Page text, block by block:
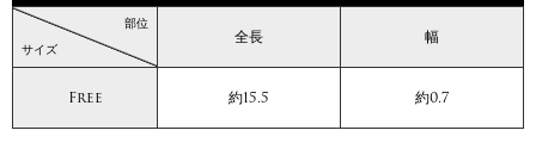
サイズ
部位
全長 幅
Free 約15.5 約0.7